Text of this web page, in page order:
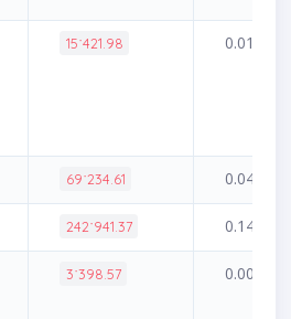
15˙421.98 0.01%
69˙234.61 0.04%
242˙941.37 0.14%
3˙398.57 0.00%